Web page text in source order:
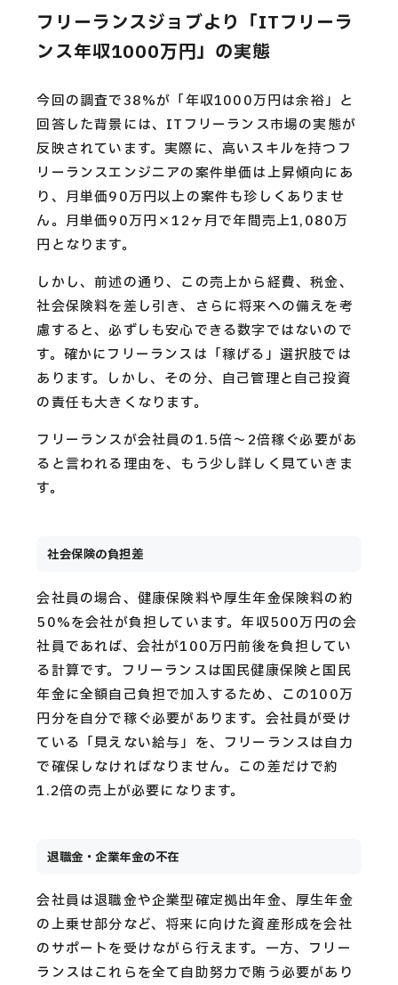
フリーランスジョブより「ITフリーラ
ンス年収1000万円」の実態
今回の調査で38%が「年収1000万円は余裕」と
回答した背景には、ITフリーランス市場の実態が
反映されています。実際に、高いスキルを持つフ
リーランスエンジニアの案件単価は上昇傾向にあ
り、月単価90万円以上の案件も珍しくありませ
ん。月単価90万円×12ヶ月で年間売上1,080万
円となります。
しかし、前述の通り、この売上から経費、税金、
社会保険料を差し引き、さらに将来への備えを考
慮すると、必ずしも安心できる数字ではないので
す。確かにフリーランスは「稼げる」選択肢では
あります。しかし、その分、自己管理と自己投資
の責任も大きくなります。
フリーランスが会社員の1.5倍〜2倍稼ぐ必要があ
ると言われる理由を、もう少し詳しく見ていきま
す。
社会保険の負担差
会社員の場合、健康保険料や厚生年金保険料の約
50%を会社が負担しています。年収500万円の会
社員であれば、会社が100万円前後を負担してい
る計算です。フリーランスは国民健康保険と国民
年金に全額自己負担で加入するため、この100万
円分を自分で稼ぐ必要があります。会社員が受け
ている「見えない給与」を、フリーランスは自力
で確保しなければなりません。この差だけで約
1.2倍の売上が必要になります。
退職金・企業年金の不在
会社員は退職金や企業型確定拠出年金、厚生年金
の上乗せ部分など、将来に向けた資産形成を会社
のサポートを受けながら行えます。一方、フリー
ランスはこれらを全て自助努力で賄う必要があり